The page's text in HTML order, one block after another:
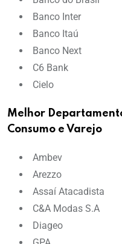
Banco Inter
Banco Itaú
Banco Next
C6 Bank
Cielo
Melhor
Consumo e Varejo
Ambev
Arezzo
Assaí Atacadista
C&A Modas S.A
Diageo